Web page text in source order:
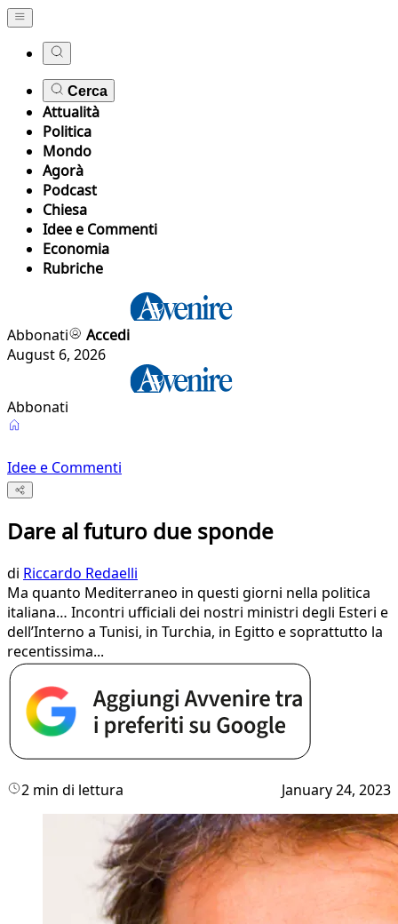
Cerca
Attualità
Politica
Mondo
Agorà
Podcast
Chiesa
Idee e Commenti
Economia
Rubriche
Abbonati
Accedi
August 6, 2026
Abbonati
Idee e Commenti
Dare al futuro due sponde
di Riccardo Redaelli
Ma quanto Mediterraneo in questi giorni nella politica
italiana… Incontri ufficiali dei nostri ministri degli Esteri e
dell’Interno a Tunisi, in Turchia, in Egitto e soprattutto la
recentissima...
2 min di lettura January 24, 2023